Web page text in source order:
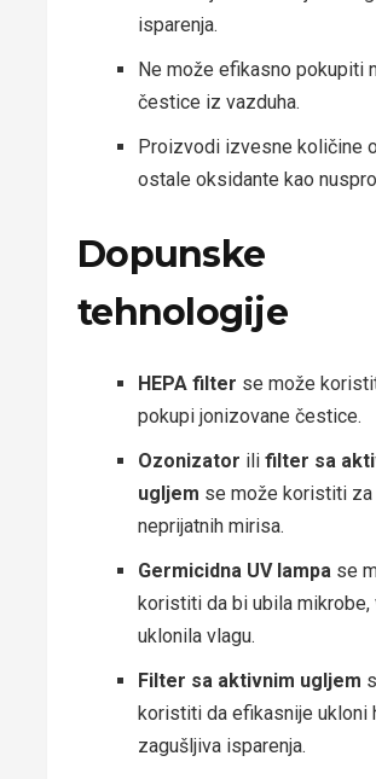
isparenja.
Ne može efikasno pokupiti
čestice iz vazduha.
Proizvodi izvesne količine
ostale oksidante kao
Dopunske
tehnologije
HEPA filter se može
pokupi jonizovane čestice.
Ozonizator ili filter sa
ugljem se može koristiti za
neprijatnih mirisa.
Germicidna UV lampa se
koristiti da bi ubila
uklonila vlagu.
Filter sa aktivnim ugljem
koristiti da efikasnije ukloni
zagušljiva isparenja.